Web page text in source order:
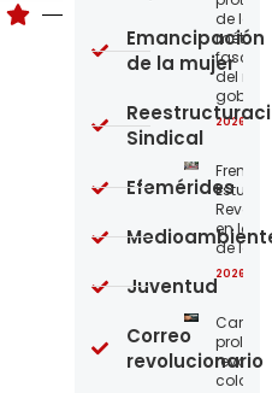
de los
del
2026-
Frente
en la
de los
2026-
Carta
Emancipación
de la mujer
Sindical
Efemérides
Juventud
Correo
revolucionario